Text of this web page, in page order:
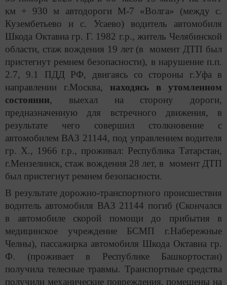
км + 930 м автодороги М-7 «Волга» (между с.
Кузембетьево и с. Усаево) водитель автомобиля
Шкода Октавиагр. Г. 1982 г.р., житель Челябинской
области, стаж вождения 19 лет (в момент ДТП был
пристегнут ремнем безопасности), в нарушение п.п.
2.7, 9.1 ПДД РФ, двигаясь со стороны г.Уфа в
направлении г.Москва, находясь в утомленном
состоянии, выехал на сторону дороги,
предназначенную для встречного движения, в
результате чего совершил столкновение с
автомобилем ВАЗ 21144, под управлением водителя
гр. Х., 1966 г.р., проживал: Республика Татарстан,
г.Мензелинск, стаж вождения 28 лет, в момент ДТП
был пристегнут ремнем безопасности.
В результате дорожно-транспортного происшествия
водитель автомобиля ВАЗ 21144 погиб (Скончался
в автомобиле скорой помощи до прибытия в
медицинское учреждение БСМП г.Набережные
Челны), пассажирка автомобиля Шкода Октавиа гр.
Ф. (проживает в Республике Башкортостан)
получила телесные травмы. Транспортные средства
получили механические повреждения, помещены на